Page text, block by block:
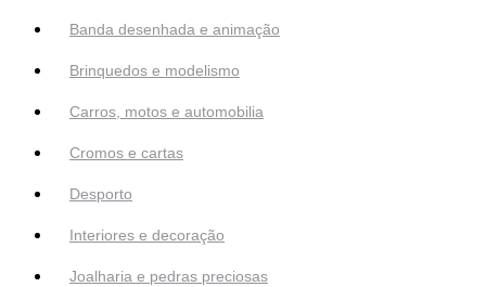
Banda desenhada e animação
Brinquedos e modelismo
Carros, motos e automobilia
Cromos e cartas
Desporto
Interiores e decoração
Joalharia e pedras preciosas